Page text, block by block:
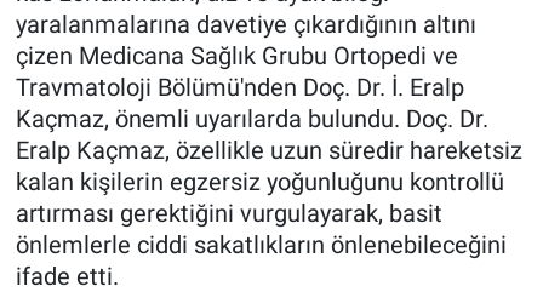
yaralanmalarına davetiye çıkardığının altını
çizen Medicana Sağlık Grubu Ortopedi ve
Travmatoloji Bölümü'nden Doç. Dr. İ. Eralp
Kaçmaz, önemli uyarılarda bulundu. Doç. Dr.
Eralp Kaçmaz, özellikle uzun süredir hareketsiz
kalan kişilerin egzersiz yoğunluğunu kontrollü
artırması gerektiğini vurgulayarak, basit
önlemlerle ciddi sakatlıkların önlenebileceğini
ifade etti.
Alış-Veriş/İş dünyası
Kültür Sanat
Politika
Bilecik
Kütahya